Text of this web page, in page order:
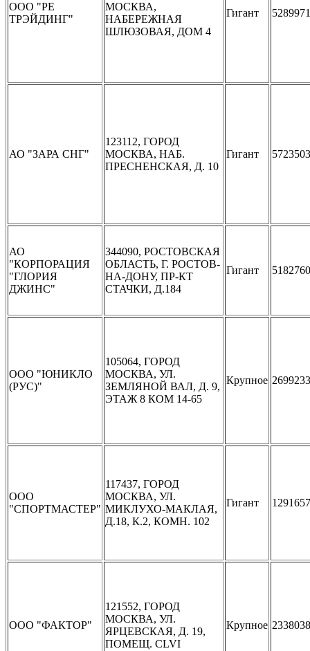
ООО "РЕ
ТРЭЙДИНГ"
МОСКВА,
НАБЕРЕЖНАЯ
ШЛЮЗОВАЯ, ДОМ 4
Гигант
АО "ЗАРА СНГ"
123112, ГОРОД
МОСКВА, НАБ.
ПРЕСНЕНСКАЯ, Д. 10
Гигант
АО
"КОРПОРАЦИЯ
"ГЛОРИЯ
ДЖИНС"
344090, РОСТОВСКАЯ
ОБЛАСТЬ, Г. РОСТОВ-
НА-ДОНУ, ПР-КТ
СТАЧКИ, Д.184
Гигант
ООО "ЮНИКЛО
(РУС)"
105064, ГОРОД
МОСКВА, УЛ.
ЗЕМЛЯНОЙ ВАЛ, Д. 9,
ЭТАЖ 8 КОМ 14-65
Крупное
ООО
"СПОРТМАСТЕР"
117437, ГОРОД
МОСКВА, УЛ.
МИКЛУХО-МАКЛАЯ,
Д.18, К.2, КОМН. 102
Гигант
ООО "ФАКТОР"
121552, ГОРОД
МОСКВА, УЛ.
ЯРЦЕВСКАЯ, Д. 19,
ПОМЕЩ. CLVI
Крупное